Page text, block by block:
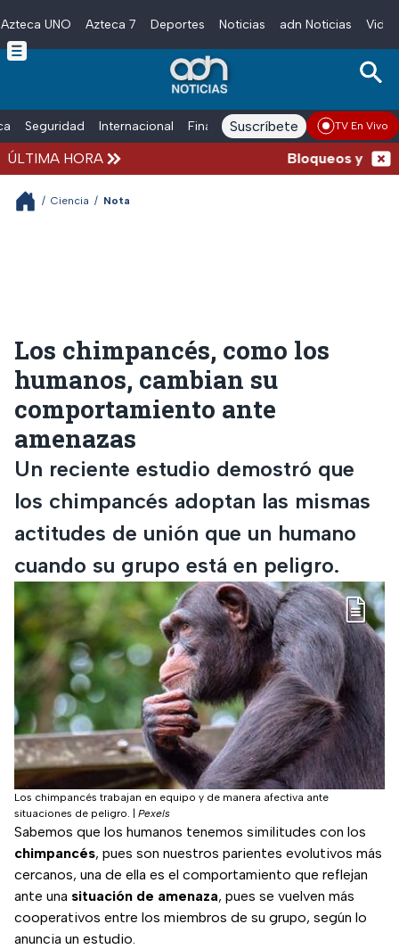
Skip to main content
Azteca UNO Azteca 7 Deportes Noticias adn Noticias
Seguridad Internacional Finanzas adn Noticias Radio
Suscríbete TV En Vivo
ÚLTIMA HORA Bloqueos y
/ Ciencia / Nota
Los chimpancés, como los
humanos, cambian su
comportamiento ante
amenazas
Un reciente estudio demostró que
los chimpancés adoptan las mismas
actitudes de unión que un humano
cuando su grupo está en peligro.
Los chimpancés trabajan en equipo y de manera afectiva ante
situaciones de peligro.
Pexels
Sabemos que los humanos tenemos similitudes con los
chimpancés, pues son nuestros parientes evolutivos más
cercanos, una de ella es el comportamiento que reflejan
ante una situación de amenaza, pues se vuelven más
cooperativos entre los miembros de su grupo, según lo
anuncia un estudio.